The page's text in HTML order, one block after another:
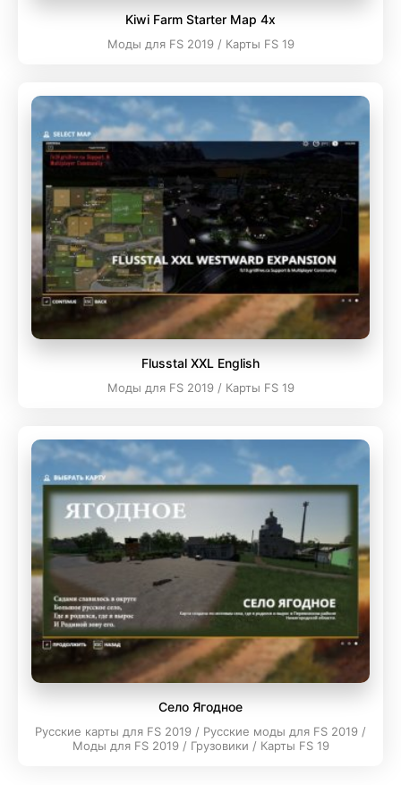
Kiwi Farm Starter Map 4x
Моды для FS 2019 / Карты FS 19
Flusstal XXL English
Моды для FS 2019 / Карты FS 19
Село Ягодное
Русские карты для FS 2019 / Русские моды для FS 2019 /
Моды для FS 2019 / Грузовики / Карты FS 19